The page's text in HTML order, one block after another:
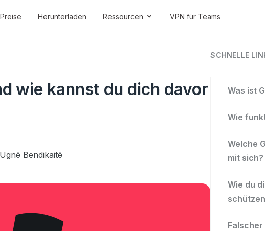
Preise Herunterladen Ressourcen VPN für Teams
wie kannst du dich davor
Ugnė Bendikaitė
SCHNELLE
Was ist
Wie
Welche
mit sich?
Wie du